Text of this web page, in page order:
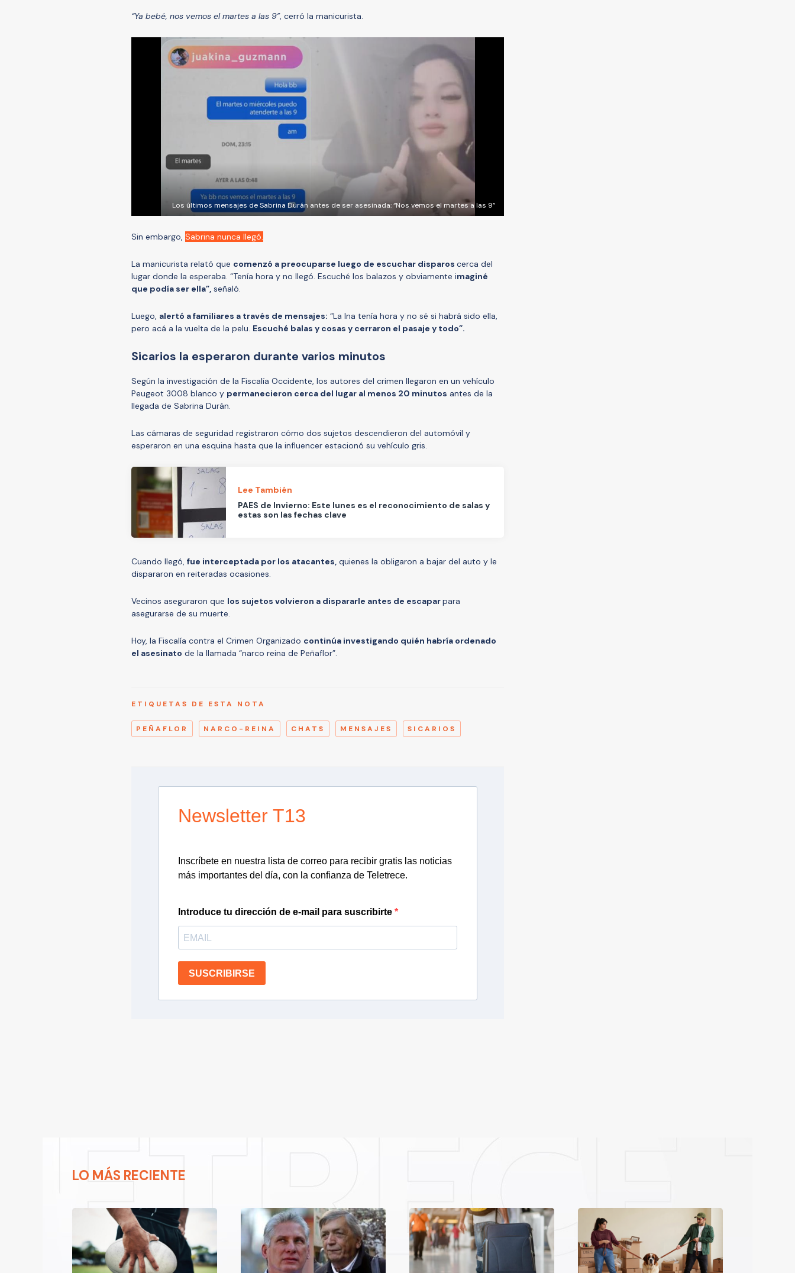
“Ya bebé, nos vemos el martes a las 9”, cerró la manicurista.
Los últimos mensajes de Sabrina Durán antes de ser asesinada: “Nos vemos el martes a las 9”
Sin embargo, Sabrina nunca llegó.
La manicurista relató que comenzó a preocuparse luego de escuchar disparos cerca del
lugar donde la esperaba. “Tenía hora y no llegó. Escuché los balazos y obviamente imaginé
que podía ser ella”, señaló.
Luego, alertó a familiares a través de mensajes: “La Ina tenía hora y no sé si habrá sido ella,
pero acá a la vuelta de la pelu. Escuché balas y cosas y cerraron el pasaje y todo”.
Sicarios la esperaron durante varios minutos
Según la investigación de la Fiscalía Occidente, los autores del crimen llegaron en un vehículo
Peugeot 3008 blanco y permanecieron cerca del lugar al menos 20 minutos antes de la
llegada de Sabrina Durán.
Las cámaras de seguridad registraron cómo dos sujetos descendieron del automóvil y
esperaron en una esquina hasta que la influencer estacionó su vehículo gris.
Lee También
PAES de Invierno: Este lunes es el reconocimiento de salas y
estas son las fechas clave
Cuando llegó, fue interceptada por los atacantes, quienes la obligaron a bajar del auto y le
dispararon en reiteradas ocasiones.
Vecinos aseguraron que los sujetos volvieron a dispararle antes de escaparpara
asegurarse de su muerte.
Hoy, la Fiscalía contra el Crimen Organizado continúa investigando quién habría ordenado
el asesinato de la llamada “narco reina de Peñaflor”.
ETIQUETAS DE ESTA NOTA
PEÑAFLOR NARCO-REINA CHATS MENSAJES SICARIOS
Newsletter T13
Inscríbete en nuestra lista de correo para recibir gratis las noticias
más importantes del día, con la confianza de Teletrece.
Introduce tu dirección de e-mail para suscribirte
SUSCRIBIRSE
LO MÁS RECIENTE